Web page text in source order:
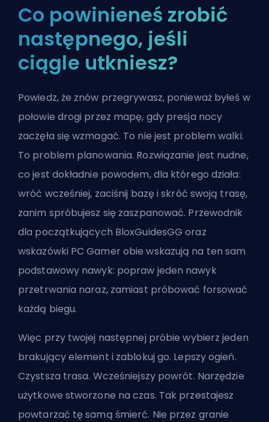
Co powinieneś zrobić
następnego, jeśli
ciągle utkniesz?
Powiedz, że znów przegrywasz, ponieważ byłeś w
połowie drogi przez mapę, gdy presja nocy
zaczęła się wzmagać. To nie jest problem walki.
To problem planowania. Rozwiązanie jest nudne,
co jest dokładnie powodem, dla którego działa:
wróć wcześniej, zaciśnij bazę i skróć swoją trasę,
zanim spróbujesz się zaszpanować. Przewodnik
dla początkujących BloxGuidesGG oraz
wskazówki PC Gamer obie wskazują na ten sam
podstawowy nawyk: popraw jeden nawyk
przetrwania naraz, zamiast próbować forsować
każdą biegu.
Więc przy twojej następnej próbie wybierz jeden
brakujący element i zablokuj go. Lepszy ogień.
Czystsza trasa. Wcześniejszy powrót. Narzędzie
użytkowe stworzone na czas. Tak przestajesz
powtarzać tę samą śmierć. Nie przez granie